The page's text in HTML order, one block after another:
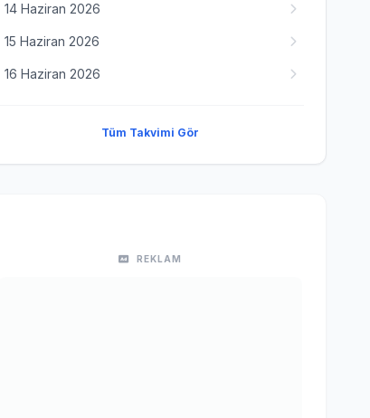
14 Haziran 2026
15 Haziran 2026
16 Haziran 2026
Tüm Takvimi Gör
REKLAM